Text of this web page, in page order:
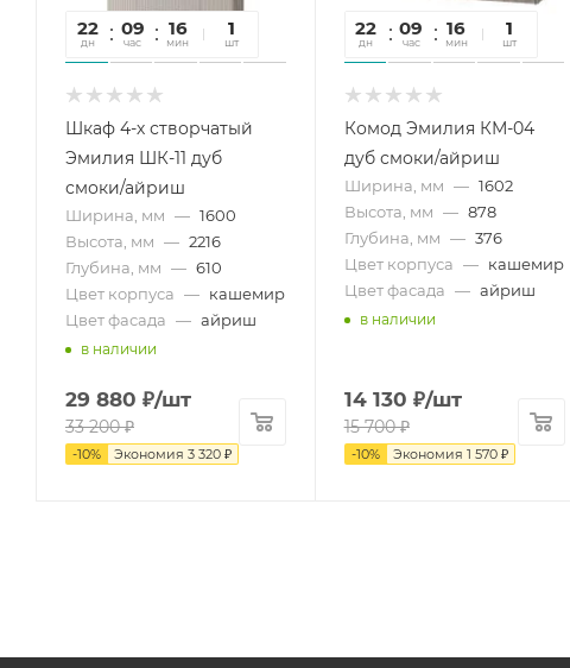
22
дн
09
час
16
мин
48
сек
1
шт
Шкаф 4-х створчатый
Эмилия ШК-11 дуб
смоки/айриш
Ширина, мм — 1600
Высота, мм — 2216
Глубина, мм — 610
Цвет корпуса — кашемир
Цвет фасада — айриш
в наличии
29 880 ₽/шт
33 200₽
-10% Экономия 3 320 ₽
22
дн
09
час
16
мин
48
сек
1
шт
Комод Эмилия КМ-04
дуб смоки/айриш
Ширина, мм — 1602
Высота, мм — 878
Глубина, мм — 376
Цвет корпуса — кашемир
Цвет фасада — айриш
в наличии
14 130 ₽/шт
15 700₽
-10% Экономия 1 570₽